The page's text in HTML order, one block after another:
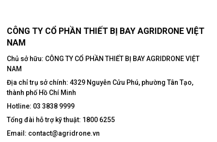
CÔNG TY CỔ PHẦN THIẾT BỊ BAY AGRIDRONE VIỆT
NAM
Chủ sở hữu: CÔNG TY CỔ PHẦN THIẾT BỊ BAY AGRIDRONE VIỆT
NAM
Địa chỉ trụ sở chính: 4329 Nguyễn Cửu Phú, phường Tân Tạo,
thành phố Hồ Chí Minh
Hotline: 03 3838 9999
Tổng đài hỗ trợ kỹ thuật: 1800 6255
Email: contact@agridrone.vn